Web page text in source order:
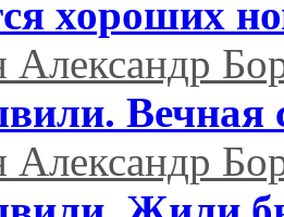
хороших
Вечная